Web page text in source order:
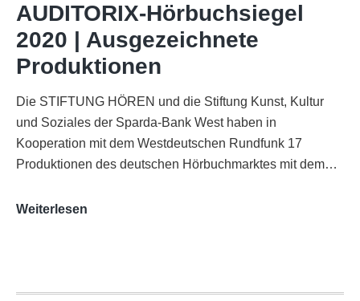
Funkhaus
Köln
AUDITORIX-Hörbuchsiegel
2020 | Ausgezeichnete
Produktionen
Die STIFTUNG HÖREN und die Stiftung Kunst, Kultur
und Soziales der Sparda-Bank West haben in
Kooperation mit dem Westdeutschen Rundfunk 17
Produktionen des deutschen Hörbuchmarktes mit dem…
Weiterlesen
Ausgezeichnete